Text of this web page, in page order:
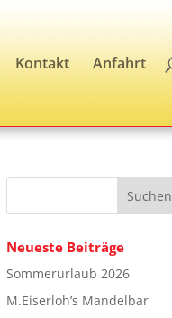
Kontakt Anfahrt
Neueste Beiträge
Sommerurlaub 2026
M.Eiserloh’s Mandelbar